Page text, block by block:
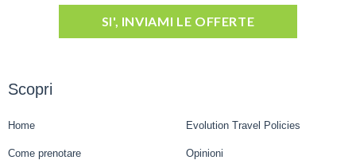
SI', INVIAMI LE OFFERTE
Scopri
Home Evolution Travel Policies
Come prenotare Opinioni